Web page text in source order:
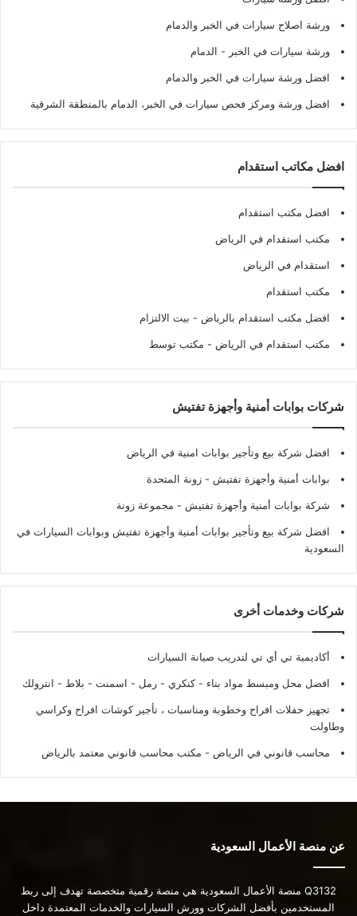
ورشة اصلاح سيارات في الخبر والدمام
ورشة سيارات في الخبر - الدمام
افضل ورشة سيارات في الخبر والدمام
افضل ورشة ومركز فحص سيارات في الخبر، الدمام بالمنطقة الشرقية
افضل مكاتب استقدام
افضل مكتب استقدام
مكتب استقدام في الرياض
استقدام في الرياض
مكتب استقدام
افضل مكتب استقدام بالرياض - بيت الالتزام
مكتب استقدام في الرياض - مكتب توسط
شركات بوابات أمنية وأجهزة تفتيش
افضل شركة بيع وتأجير بوابات امنية في الرياض
بوابات أمنية وأجهزة تفتيش - زونة المتحدة
شركة بوابات أمنية وأجهزة تفتيش - مجموعة زونة
افضل شركة بيع وتأجير بوابات أمنية وأجهزة تفتيش وبوابات السيارات في
السعودية
شركات وخدمات أخرى
أكاديمية تي أي تي لتدريب صيانة السيارات
افضل محل ومبسط مواد بناء - كنكري - رمل - اسمنت - بلاط - انترولك
تجهيز حفلات افراح وخطوبة ومناسبات ، تأجير كوشات افراح وكراسي
وطاولت
محاسب قانوني في الرياض - مكتب محاسب قانوني معتمد بالرياض
عن منصة الأعمال السعودية
Q3132 منصة الأعمال السعودية هي منصة رقمية متخصصة تهدف إلى ربط
المستخدمين بأفضل الشركات وورش السيارات والخدمات المعتمدة داخل